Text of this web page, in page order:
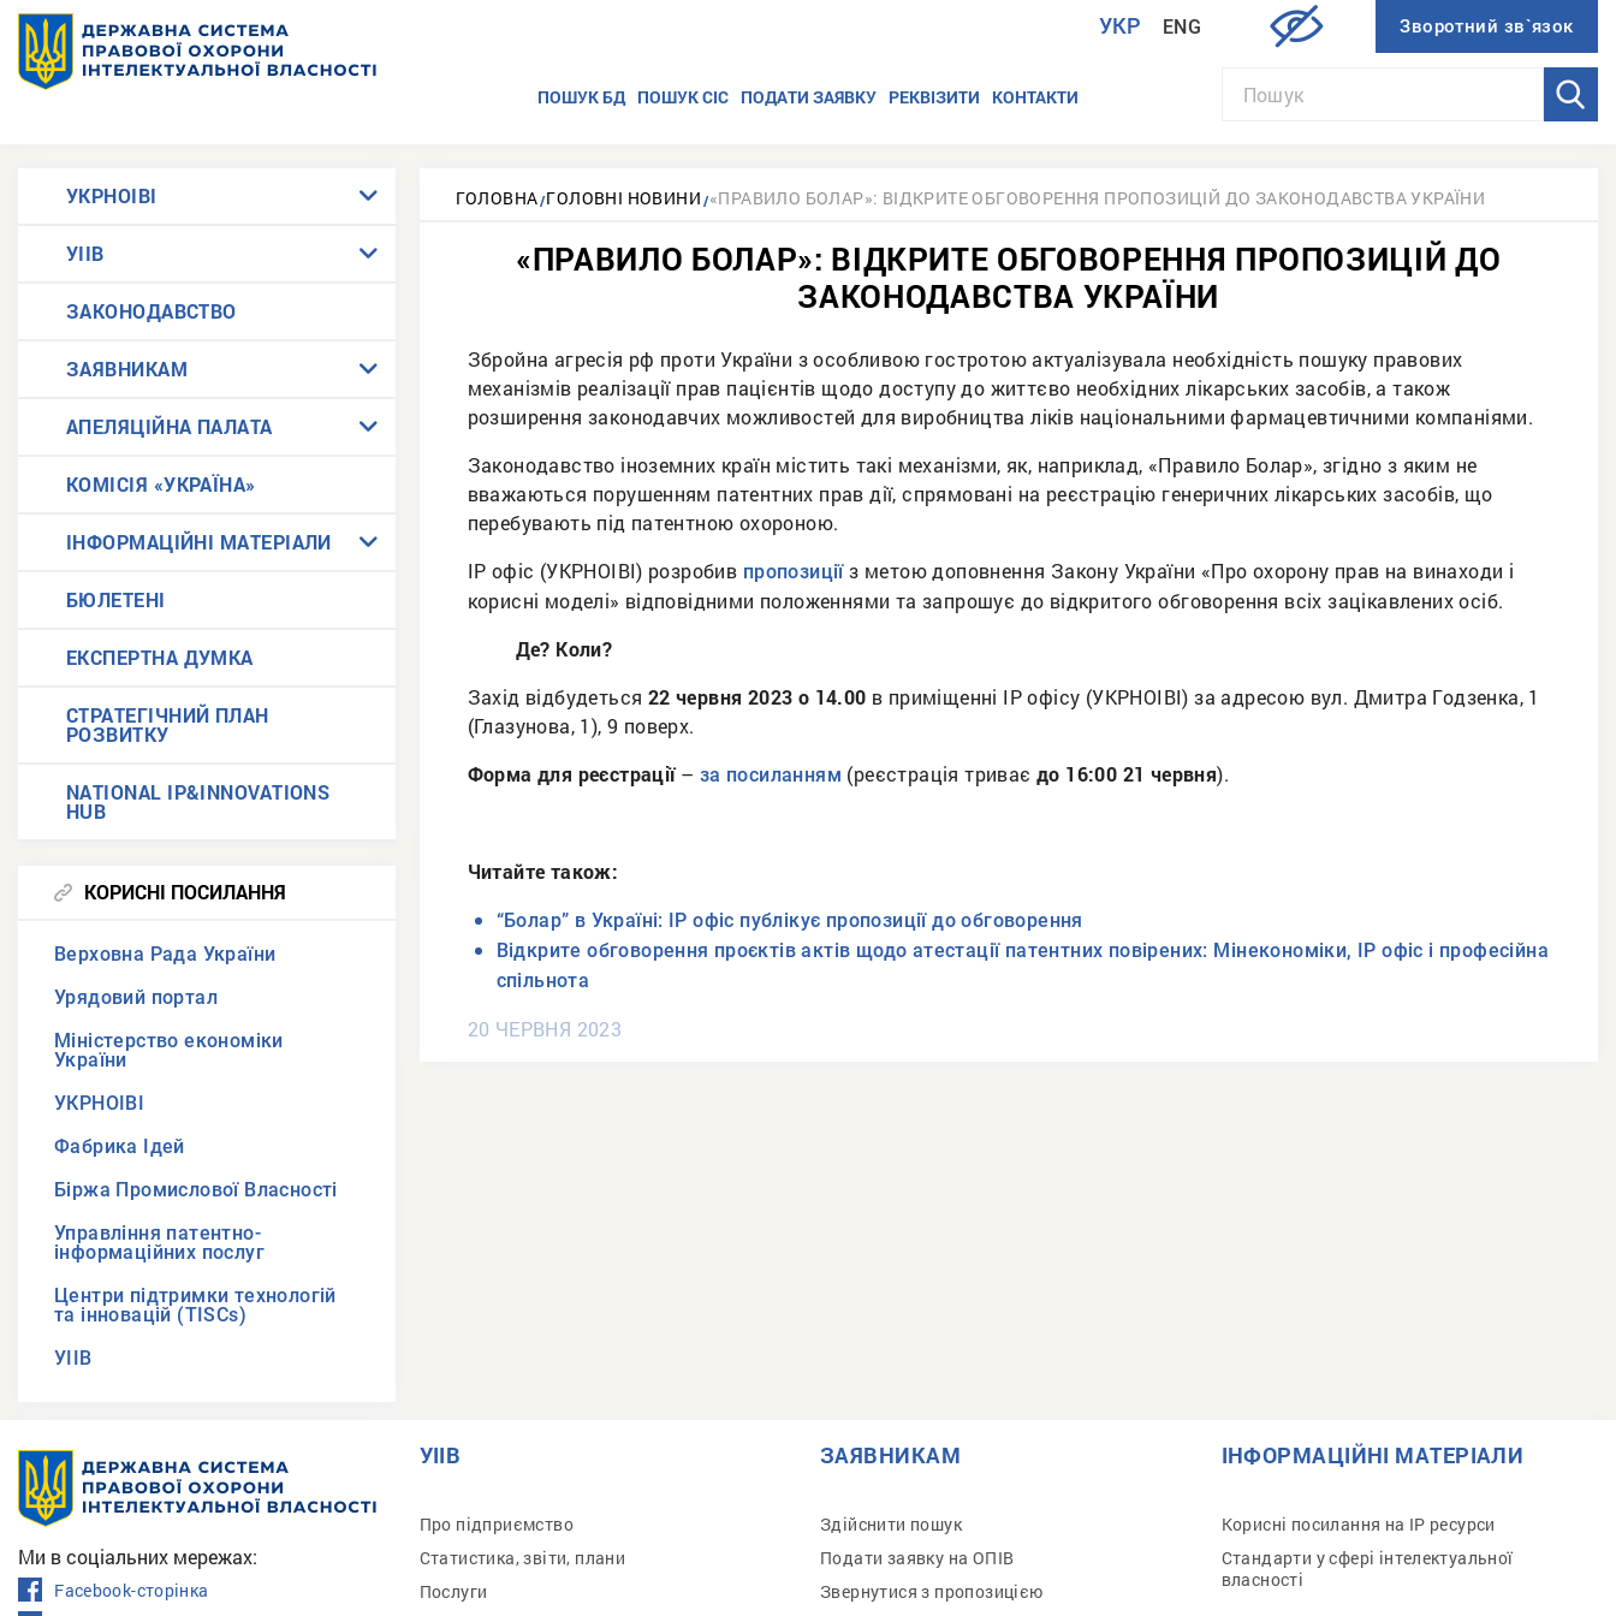
УКР ENG
ПОШУК БД ПОШУК СІС ПОДАТИ ЗАЯВКУ РЕКВІЗИТИ КОНТАКТИ
УКРНОІВІ
УІІВ
ЗАКОНОДАВСТВО
ЗАЯВНИКАМ
АПЕЛЯЦІЙНА ПАЛАТА
КОМІСІЯ «УКРАЇНА»
ІНФОРМАЦІЙНІ МАТЕРІАЛИ
БЮЛЕТЕНІ
ЕКСПЕРТНА ДУМКА
СТРАТЕГІЧНИЙ ПЛАН
РОЗВИТКУ
NATIONAL IP&INNOVATIONS
HUB
КОРИСНІ ПОСИЛАННЯ
Верховна Рада України
Урядовий портал
Міністерство економіки
України
УКРНОІВІ
Фабрика Ідей
Біржа Промислової Власності
Управління патентно-
інформаційних послуг
Центри підтримки технологій
та інновацій (TISCs)
УІІВ
ГОЛОВНА ГОЛОВНІ НОВИНИ «ПРАВИЛО БОЛАР»: ВІДКРИТЕ ОБГОВОРЕННЯ ПРОПОЗИЦІЙ ДО ЗАКОНОДАВСТВА УКРАЇНИ
«ПРАВИЛО БОЛАР»: ВІДКРИТЕ ОБГОВОРЕННЯ ПРОПОЗИЦІЙ ДО
ЗАКОНОДАВСТВА УКРАЇНИ
Збройна агресія рф проти України з особливою гостротою актуалізувала необхідність пошуку правових
механізмів реалізації прав пацієнтів щодо доступу до життєво необхідних лікарських засобів, а також
розширення законодавчих можливостей для виробництва ліків національними фармацевтичними компаніями.
Законодавство іноземних країн містить такі механізми, як, наприклад, «Правило Болар», згідно з яким не
вважаються порушенням патентних прав дії, спрямовані на реєстрацію генеричних лікарських засобів, що
перебувають під патентною охороною.
ІР офіс (УКРНОІВІ) розробив пропозиціїз метою доповнення Закону України «Про охорону прав на винаходи і
корисні моделі» відповідними положеннями та запрошує до відкритого обговорення всіх зацікавлених осіб.
Де? Коли?
Захід відбудеться 22 червня 2023 о 14.00 в приміщенні IP офісу (УКРНОІВІ) за адресою вул. Дмитра Годзенка, 1
(Глазунова, 1), 9 поверх.
Форма для реєстрації– за посиланням (реєстрація триває до 16:00 21 червня).
Читайте також:
“Болар” в Україні: ІР офіс публікує пропозиції до обговорення
Відкрите обговорення проєктів актів щодо атестації патентних повірених: Мінекономіки, ІР офіс і професійна
спільнота
20 ЧЕРВНЯ 2023
Ми в соціальних мережах:
Facebook-сторінка
УІІВ
Про підприємство
Статистика, звіти, плани
Послуги
ЗАЯВНИКАМ
Здійснити пошук
Подати заявку на ОПІВ
Звернутися з пропозицією
ІНФОРМАЦІЙНІ МАТЕРІАЛИ
Корисні посилання на IP ресурси
Стандарти у сфері інтелектуальної
власності